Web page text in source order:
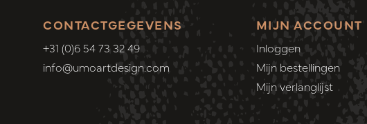
CONTACTGEGEVENS
+31 (0)6 54 73 32 49
info@umoartdesign.com
MIJN ACCOUNT
Inloggen
Mijn bestellingen
Mijn verlanglijst